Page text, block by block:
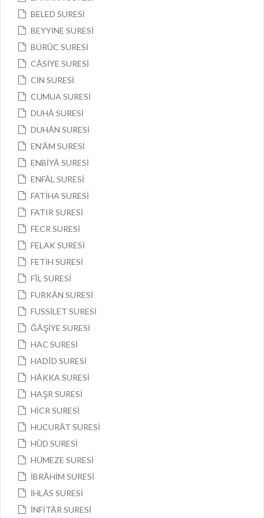
BELED SURESİ
BEYYİNE SURESİ
BÜRÛC SURESİ
CÂSİYE SURESİ
CİN SURESİ
CUMUA SURESİ
DUHÂ SURESİ
DUHÂN SURESİ
EN’ÂM SURESİ
ENBİYÂ SURESİ
ENFÂL SURESİ
FATİHA SURESİ
FATIR SURESİ
FECR SURESİ
FELAK SURESİ
FETİH SURESİ
FÎL SURESİ
FURKÂN SURESİ
FUSSİLET SURESİ
ĞÂŞİYE SURESİ
HAC SURESİ
HADÎD SURESİ
HÂKKA SURESİ
HAŞR SURESİ
HİCR SURESİ
HUCURÂT SURESİ
HÛD SURESİ
HÜMEZE SURESİ
İBRÂHİM SURESİ
İHLÂS SURESİ
İNFİTÂR SURESİ